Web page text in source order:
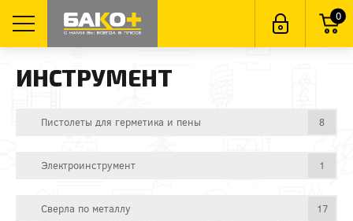
0
ИНСТРУМЕНТ
Пистолеты для герметика и пены 8
Электроинструмент 1
Сверла по металлу 17